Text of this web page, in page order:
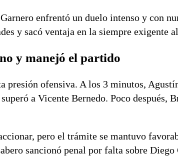
enfrentó un duelo intenso y con
y sacó ventaja en la siempre exigente
y manejó el partido
presión ofensiva. A los 3 minutos,
a Vicente Bernedo. Poco
pero el trámite se mantuvo
sancionó penal por falta sobre